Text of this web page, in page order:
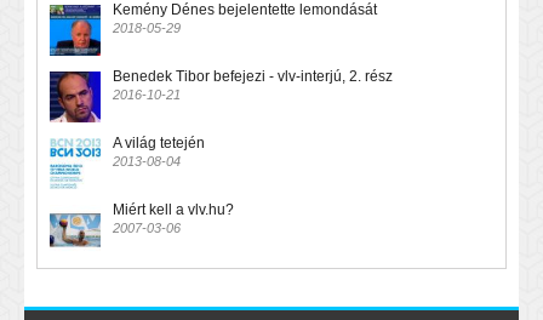
Kemény Dénes bejelentette lemondását
2018-05-29
Benedek Tibor befejezi - vlv-interjú, 2. rész
2016-10-21
A világ tetején
2013-08-04
Miért kell a vlv.hu?
2007-03-06